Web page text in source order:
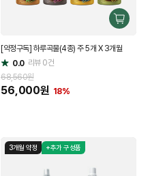
구
하
[약정구독] 하루곡물(4종) 주 5개 X 3개월
별
점
0.0 리뷰0건
68,560원
56,000원 18%
3개월 약정 +추가 구성품